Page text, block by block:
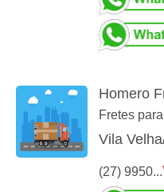
Homero
Fretes
Vila
(27) 9950...